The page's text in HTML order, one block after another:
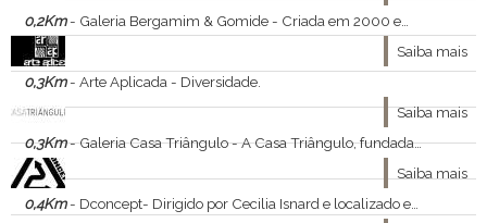
0,2Km- Galeria Bergamim & Gomide - Criada em 2000 em São Paulo por Jones Bergamin, diretor da Bolsa de Arte do Rio de Janeiro, a Galeria Bergamin serviu por muitos anos como uma extensão da tradicional casa de leilões carioca.
Saiba mais
0,3Km- Arte Aplicada - Diversidade.
Saiba mais
0,3Km- Galeria Casa Triângulo - A Casa Triângulo, fundada em 1988, por Ricardo Trevisan, se destaca como uma das mais importantes galerias de arte contemporâneas do Brasil.
Saiba mais
0,4Km- Dconcept- Dirigido por Cecilia Isnard e localizado em vila projetada por Flávio de Carvalho, nos Jardins, o escritório mantém em acervo obras de Adriana Coppio, Catherine Ferraz, Cecilia Dequech, Clarice Gonçalves, Daniella Liu Herzog, Dione Veiga, Felipe Oliveira